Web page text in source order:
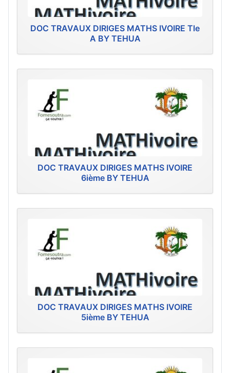
DOC TRAVAUX DIRIGES MATHS IVOIRE Tle
A BY TEHUA
DOC TRAVAUX DIRIGES MATHS IVOIRE
6ième BY TEHUA
DOC TRAVAUX DIRIGES MATHS IVOIRE
5ième BY TEHUA